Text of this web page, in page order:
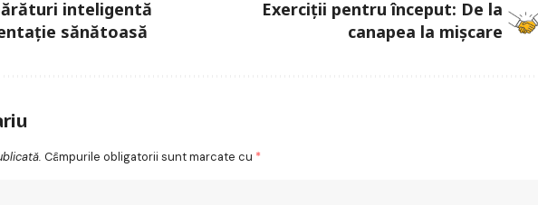
inteligentă
sănătoasă
Exerciții pentru început: De la
canapea la mișcare
Câmpurile obligatorii sunt marcate cu *